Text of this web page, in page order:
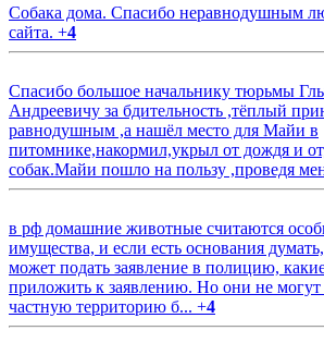
Собака дома. Спасибо неравнодушным
сайта. +4
Спасибо большое начальнику тюрьмы
Андреевичу за бдительность ,тёплый
равнодушным ,а нашёл место для Майи в
питомнике,накормил,укрыл от дождя и
собак.Майи пошло на пользу ,проведя
в рф домашние животные считаются
имущества, и если есть основания
может подать заявление в полицию,
приложить к заявлению. Но они не могут
частную территорию б... +4